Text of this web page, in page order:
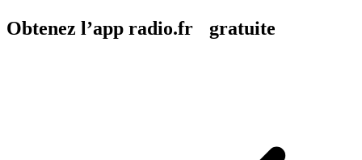
Obtenez l’app radio.fr gratuite